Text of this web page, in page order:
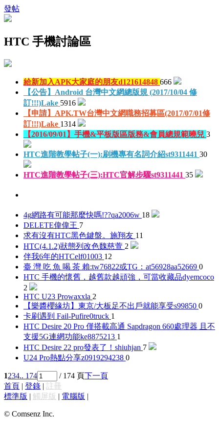
發帖
HTC 手機討論區
給新加入APK大家庭的朋友d121614848 666
【公告】Android 台灣中文網總版規 (2017/10/04 修
訂!!!)Lake 5916
【申請】APK.TW台灣中文網職務招募區(2017/07/01修
訂!!!)Lake 1314
【2016/09/01】手機&平板版區版務&會員總規範曉兒 3
HTC進階教學帖子(一):刷機專有名詞介紹st9311441 30
HTC進階教學帖子(三):HTC官解步驟st9311441 35
4g網路有可能那麼快嗎!??qa2006w 18
DELETE偉偉王 7
求有沒有HTC黑色鍵盤。 施翔友 11
HTC(4.1.2)狀態列改色魏慈萱 2
伴我6年的HTCelf01003 12
臺 灣 吃 魚 喝 茶 賴:tw76822或TG：at56928aa52669 0
HTC 手機的懷舊，越舊款越頑強，可當收藏品dyemcoco
2
HTC U23 Prowaxxla 2
【樂醬櫻緣坊】東京/大板足不出戶就能享受s99850 0
卡刷遇到 Fail-Pufire0truck 1
HTC Desire 20 Pro 僅搭載高通 Sapdragon 660處理器 且不
支援5G連網功能ke8875213 1
HTC Desire 22 pro發表了！ shiuhjan 7
U24 Pro熱點分享z0919294238 0
1234.. 174 / 174 頁下一頁
首頁 | 登錄 | 註冊
標準版 | 觸屏版 | 電腦版 |
© Comsenz Inc.